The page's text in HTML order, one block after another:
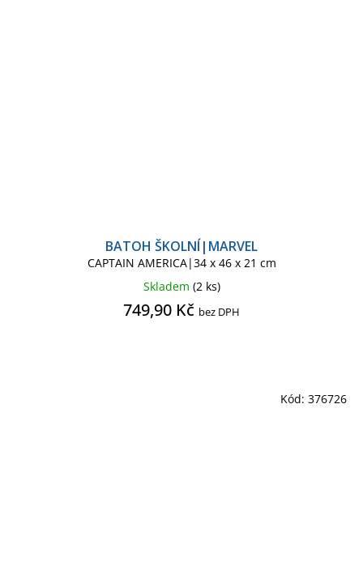
BATOH ŠKOLNÍ|MARVEL
CAPTAIN AMERICA|34 x 46 x 21 cm
Skladem (2 ks)
749,90 Kč bez DPH
Kód: 376726